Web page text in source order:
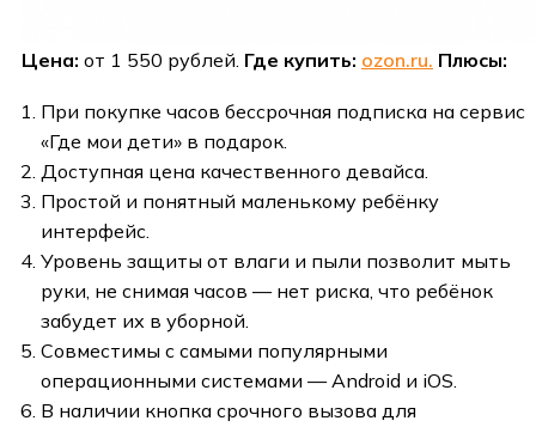
Цена: от 1 550 рублей. Где купить: ozon.ru. Плюсы:
При покупке часов бессрочная подписка на сервис
«Где мои дети» в подарок.
Доступная цена качественного девайса.
Простой и понятный маленькому ребёнку
интерфейс.
Уровень защиты от влаги и пыли позволит мыть
руки, не снимая часов — нет риска, что ребёнок
забудет их в уборной.
Совместимы с самыми популярными
операционными системами — Android и iOS.
В наличии кнопка срочного вызова для